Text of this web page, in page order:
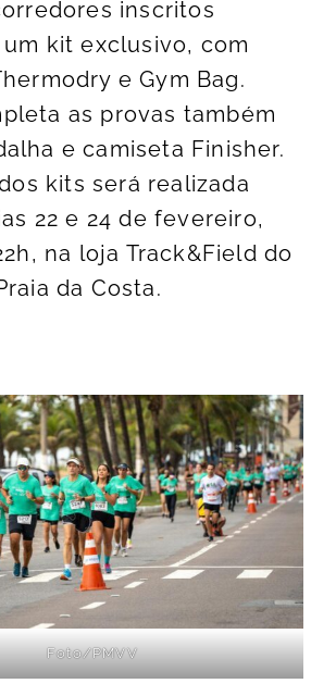
inscritos
kit exclusivo, com
e Gym Bag.
as provas também
e camiseta Finisher.
kits será realizada
22 e 24 de fevereiro,
na loja Track&Field do
da Costa.
Foto/PMVV